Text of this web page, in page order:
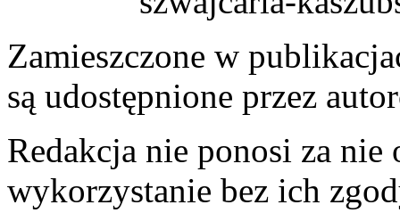
Zamieszczone w
są udostępnione przez
Redakcja nie ponosi za
wykorzystanie bez ich